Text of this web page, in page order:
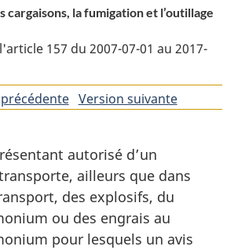
cargaisons, la fumigation et l’outillage
157 du 2007-07-01 au 2017-
deVersion suivantede
autorisé d’un
ailleurs que dans
des explosifs, du
ou des engrais au
pour lesquels un avis